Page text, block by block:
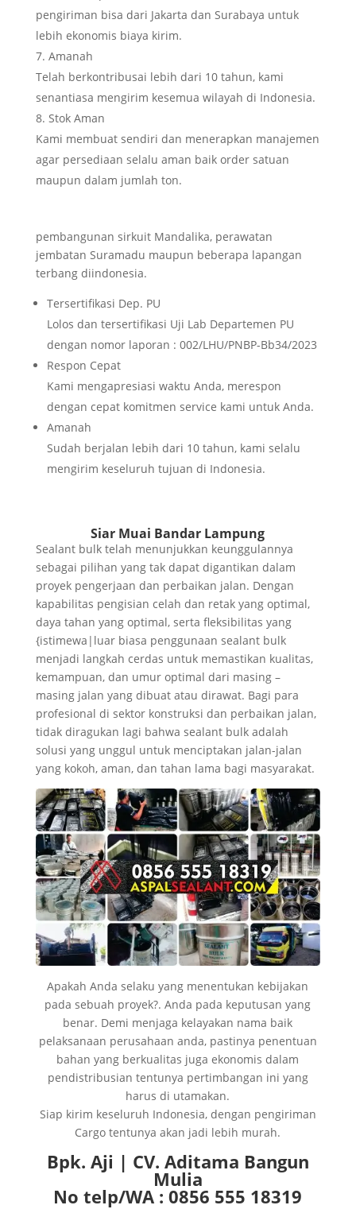
pengiriman bisa dari Jakarta dan Surabaya untuk
lebih ekonomis biaya kirim.
Amanah
Telah berkontribusai lebih dari 10 tahun, kami
senantiasa mengirim kesemua wilayah di Indonesia.
Stok Aman
Kami membuat sendiri dan menerapkan manajemen
agar persediaan selalu aman baik order satuan
maupun dalam jumlah ton.
pembangunan sirkuit Mandalika, perawatan
jembatan Suramadu maupun beberapa lapangan
terbang diindonesia.
Tersertifikasi Dep. PU
Lolos dan tersertifikasi Uji Lab Departemen PU
dengan nomor laporan : 002/LHU/PNBP-Bb34/2023
Respon Cepat
Kami mengapresiasi waktu Anda, merespon
dengan cepat komitmen service kami untuk Anda.
Amanah
Sudah berjalan lebih dari 10 tahun, kami selalu
mengirim keseluruh tujuan di Indonesia.
Siar Muai Bandar Lampung
Sealant bulk telah menunjukkan keunggulannya
sebagai pilihan yang tak dapat digantikan dalam
proyek pengerjaan dan perbaikan jalan. Dengan
kapabilitas pengisian celah dan retak yang optimal,
daya tahan yang optimal, serta fleksibilitas yang
{istimewa|luar biasa penggunaan sealant bulk
menjadi langkah cerdas untuk memastikan kualitas,
kemampuan, dan umur optimal dari masing –
masing jalan yang dibuat atau dirawat. Bagi para
profesional di sektor konstruksi dan perbaikan jalan,
tidak diragukan lagi bahwa sealant bulk adalah
solusi yang unggul untuk menciptakan jalan-jalan
yang kokoh, aman, dan tahan lama bagi masyarakat.
Apakah Anda selaku yang menentukan kebijakan
pada sebuah proyek?. Anda pada keputusan yang
benar. Demi menjaga kelayakan nama baik
pelaksanaan perusahaan anda, pastinya penentuan
bahan yang berkualitas juga ekonomis dalam
pendistribusian tentunya pertimbangan ini yang
harus di utamakan.
Siap kirim keseluruh Indonesia, dengan pengiriman
Cargo tentunya akan jadi lebih murah.
Bpk. Aji | CV. Aditama Bangun
Mulia
No telp/WA : 0856 555 18319